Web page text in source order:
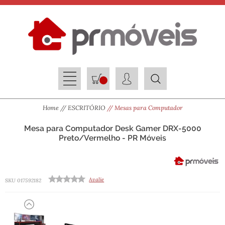
Home ESCRITÓRIO Mesas para Computador
Mesa para Computador Desk Gamer DRX-5000
Preto/Vermelho - PR Móveis
SKU 017592182 Avalie